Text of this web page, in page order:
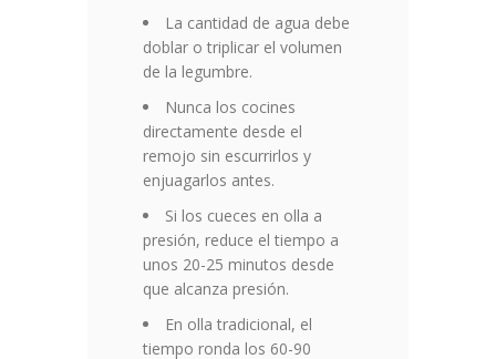
La cantidad de agua debe
doblar o triplicar el volumen
de la legumbre.
Nunca los cocines
directamente desde el
remojo sin escurrirlos y
enjuagarlos antes.
Si los cueces en olla a
presión, reduce el tiempo a
unos 20-25 minutos desde
que alcanza presión.
En olla tradicional, el
tiempo ronda los 60-90